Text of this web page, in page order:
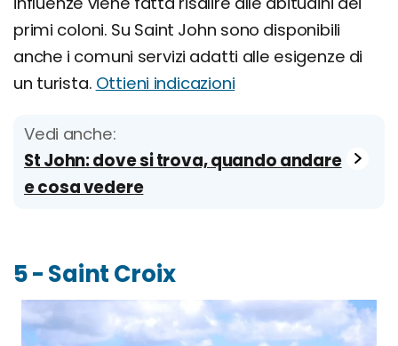
primi coloni. Su Saint John sono disponibili
anche i comuni servizi adatti alle esigenze di
un turista. Ottieni indicazioni
Vedi anche:
St John: dove si trova, quando andare
e cosa vedere
5 - Saint Croix